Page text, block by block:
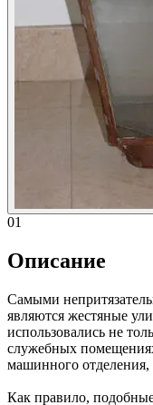
01
Описание
Самыми
являются жестяные
использовались не
служебных
машинного отделения,
Как правило,